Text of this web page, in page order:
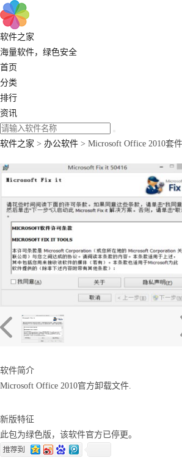
软件之家
海量软件，绿色安全
首页
分类
排行
资讯
软件之家 > 办公软件 > Microsoft Office 2010套
软件简介
Microsoft Office 2010官方卸载文件.
新版特征
此包为绿色版，该软件官方已停更。